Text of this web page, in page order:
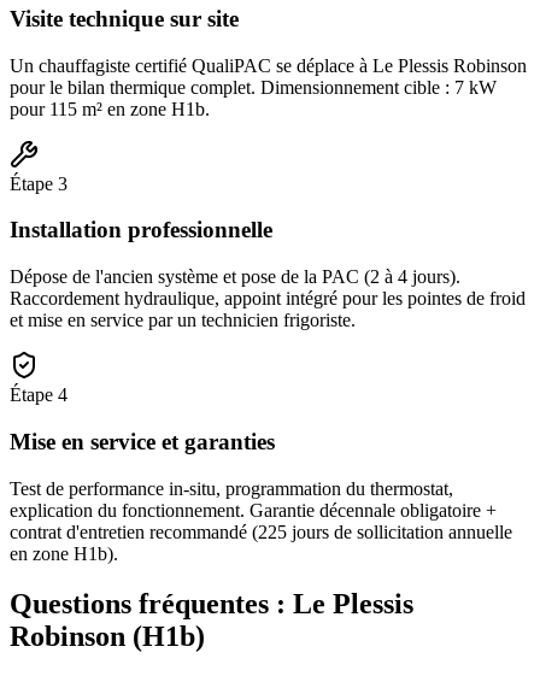
Visite technique sur site
Un chauffagiste certifié QualiPAC se déplace à Le Plessis Robinson
pour le bilan thermique complet. Dimensionnement cible : 7 kW
pour 115 m² en zone H1b.
Étape 3
Installation professionnelle
Dépose de l'ancien système et pose de la PAC (2 à 4 jours).
Raccordement hydraulique, appoint intégré pour les pointes de froid
et mise en service par un technicien frigoriste.
Étape 4
Mise en service et garanties
Test de performance in-situ, programmation du thermostat,
explication du fonctionnement. Garantie décennale obligatoire +
contrat d'entretien recommandé (225 jours de sollicitation annuelle
en zone H1b).
Questions fréquentes : Le Plessis
Robinson (H1b)